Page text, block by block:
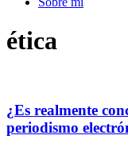
ética
¿Es realmente
periodismo